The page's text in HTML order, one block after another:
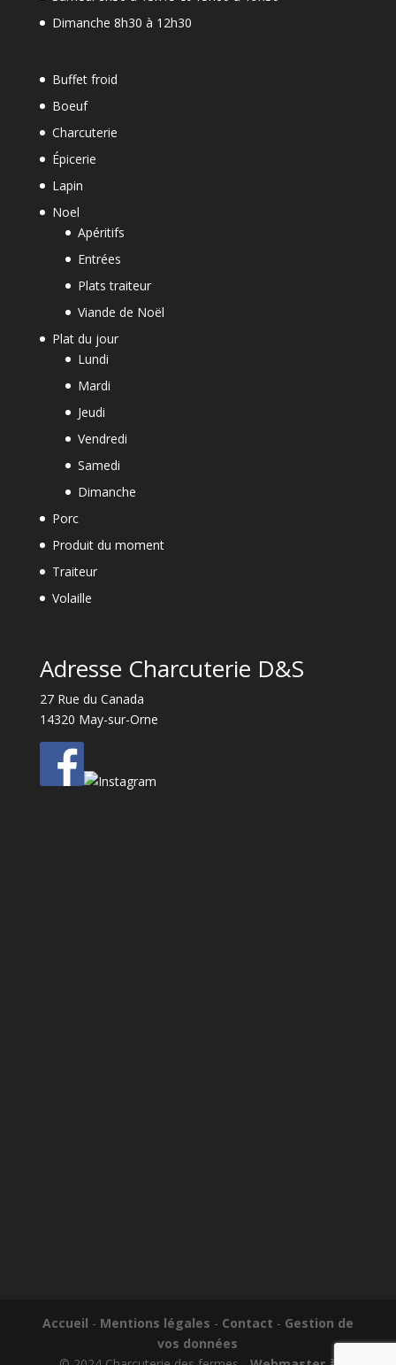
Dimanche 8h30 à 12h30
Buffet froid
Boeuf
Charcuterie
Épicerie
Lapin
Noel
Apéritifs
Entrées
Plats traiteur
Viande de Noël
Plat du jour
Lundi
Mardi
Jeudi
Vendredi
Samedi
Dimanche
Porc
Produit du moment
Traiteur
Volaille
Adresse Charcuterie D&S
27 Rue du Canada
14320 May-sur-Orne
Accueil - Mentions légales - Contact - Gestion de
vos données